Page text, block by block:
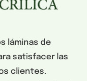
láminas de
satisfacer las
clientes.